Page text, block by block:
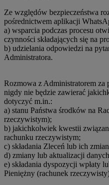
Ze względów bezpieczeństwa
pośrednictwem aplikacji
a) wsparcia podczas procesu
czynności składających się na
b) udzielania odpowiedzi na
Administratora.
Rozmowa z Administratorem
nigdy nie będzie zawierać
dotyczyć m.in.:
a) stanu Państwa środków na
rzeczywistym);
b) jakichkolwiek kwestii
rachunku rzeczywistym;
c) składania Zleceń lub ich
d) zmiany lub aktualizacji
e) składania dyspozycji wpłaty
Pieniężny (rachunek